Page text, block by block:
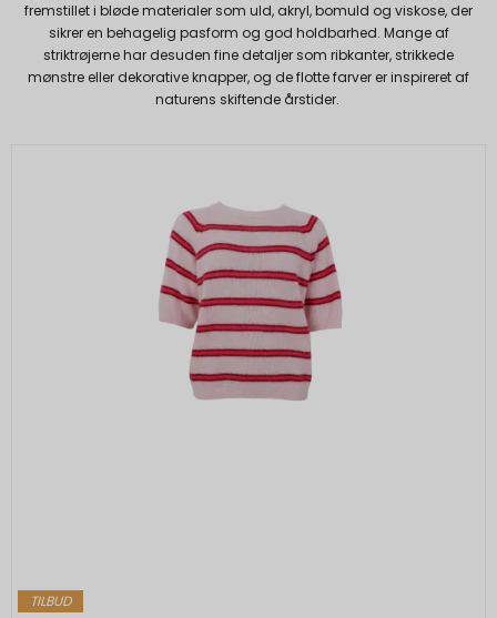
fremstillet i bløde materialer som uld, akryl, bomuld og viskose, der
sikrer en behagelig pasform og god holdbarhed. Mange af
striktrøjerne har desuden fine detaljer som ribkanter, strikkede
mønstre eller dekorative knapper, og de flotte farver er inspireret af
naturens skiftende årstider.
TILBUD